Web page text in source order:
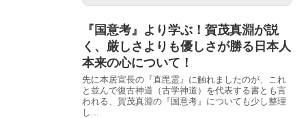
『国意考』より学ぶ！賀茂真淵が説
く、厳しさよりも優しさが勝る日本人
本来の心について！
先に本居宣長の『直毘霊』に触れましたのが、これ
と並んで復古神道（古学神道）を代表する書とも言
われる、賀茂真淵の『国意考』についても少し整理
し...